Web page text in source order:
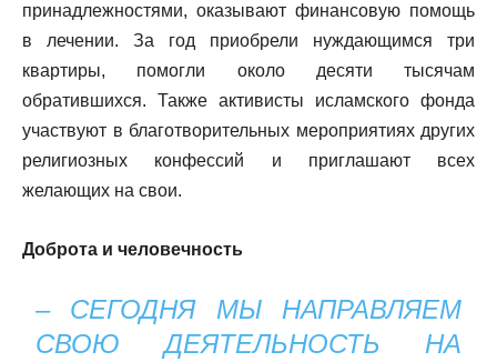
принадлежностями, оказывают финансовую помощь
в лечении. За год приобрели нуждающимся три
квартиры, помогли около десяти тысячам
обратившихся. Также активисты исламского фонда
участвуют в благотворительных мероприятиях других
религиозных конфессий и приглашают всех
желающих на свои.
Доброта и человечность
– СЕГОДНЯ МЫ НАПРАВЛЯЕМ
СВОЮ ДЕЯТЕЛЬНОСТЬ НА